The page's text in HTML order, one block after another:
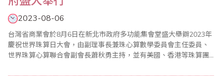
2023-08-06
台灣省商業會於8月6日在新北市政府多功能集會堂盛大舉辧2023年
慶祝世界珠算日大會，由副理事長兼珠心算數學委員會主任委員、
世界珠算心算聯合會副會長蕭秋勇主持，並有美國、香港等珠算團